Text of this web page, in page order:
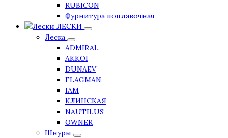
RUBICON
Фурнитура поплавочная
ЛЕСКИ
Леска
ADMIRAL
AKKOI
DUNAEV
FLAGMAN
IAM
КЛИНСКАЯ
NAUTILUS
OWNER
Шнуры